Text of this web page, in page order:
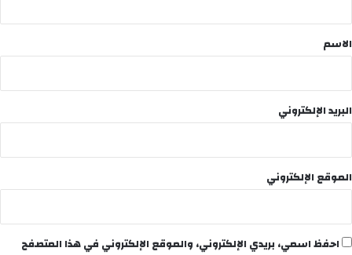
*
الاسم
البريد الإلكتروني
الموقع الإلكتروني
احفظ اسمي، بريدي الإلكتروني، والموقع الإلكتروني في هذا المتصفح